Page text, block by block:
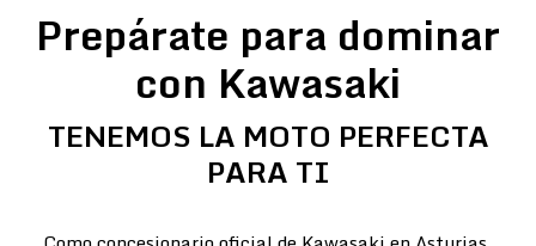
Prepárate para dominar
con Kawasaki
TENEMOS LA MOTO PERFECTA
PARA TI